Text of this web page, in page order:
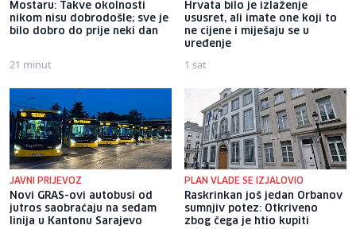
Mostaru: Takve okolnosti
nikom nisu dobrodošle; sve je
bilo dobro do prije neki dan
21 minut
Hrvata bilo je izlaženje
ususret, ali imate one koji to
ne cijene i miješaju se u
uređenje
1 sat
JAVNI PRIJEVOZ
Novi GRAS-ovi autobusi od
jutros saobraćaju na sedam
linija u Kantonu Sarajevo
PLAN VLADE SE IZJALOVIO
Raskrinkan još jedan Orbanov
sumnjiv potez: Otkriveno
zbog čega je htio kupiti